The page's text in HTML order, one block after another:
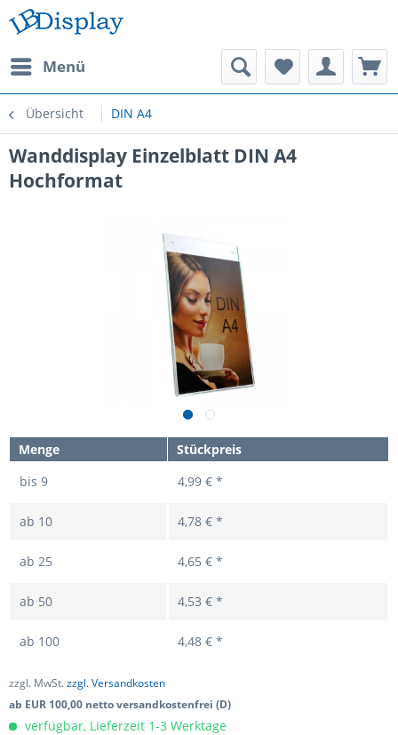
Menü
Übersicht DIN A4
Wanddisplay Einzelblatt DIN A4
Hochformat
Menge
Stückpreis
bis 9 4,99 € *
ab 10 4,78 € *
ab 25 4,65 € *
ab 50 4,53 € *
ab 100 4,48 € *
zzgl. MwSt.zzgl. Versandkosten
ab EUR 100,00 netto versandkostenfrei (D)
verfügbar, Lieferzeit 1-3 Werktage